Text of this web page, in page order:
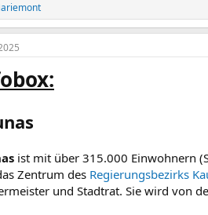
ist mit über 315.000 Einwohnern
Zentrum des Regierungsbezirks
und Stadtrat. Sie wird von